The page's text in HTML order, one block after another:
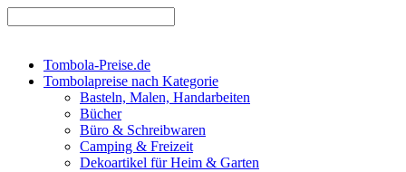
Tombola-Preise.de
Tombolapreise nach Kategorie
Basteln, Malen, Handarbeiten
Bücher
Büro & Schreibwaren
Camping & Freizeit
Dekoartikel für Heim & Garten